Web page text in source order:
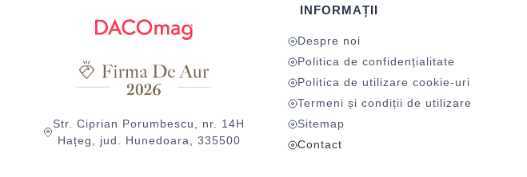
Str. Ciprian Porumbescu, nr. 14H
Hațeg, jud. Hunedoara, 335500
INFORMAȚII
Despre noi
Politica de confidențialitate
Politica de utilizare cookie-uri
Termeni și condiții de utilizare
Sitemap
Contact